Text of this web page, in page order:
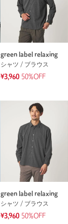
対象外商品
パンツ | チノパンツ
S M L XL
ポリエステル100％
3214-6-000003
green label relaxing
シャツ / ブラウス
¥3,960 50%OFF
green label relaxing
シャツ / ブラウス
¥3,960 50%OFF